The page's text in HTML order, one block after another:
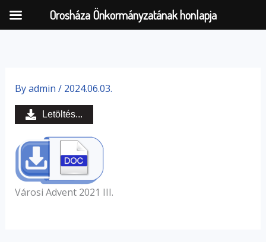
content
Byadmin / 2024.06.03.
Városi Advent 2021 III.
Letöltés...
Orosháza Önkormányzatának honlapja